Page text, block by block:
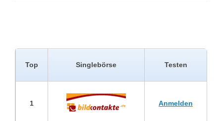
Top Singlebörse Testen
1 Anmelden